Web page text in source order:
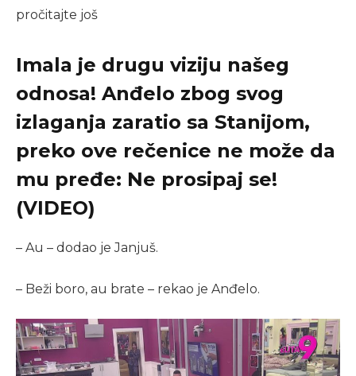
pročitajte još
Imala je drugu viziju našeg
odnosa! Anđelo zbog svog
izlaganja zaratio sa Stanijom,
preko ove rečenice ne može da
mu pređe: Ne prosipaj se!
(VIDEO)
– Au – dodao je Janjuš.
– Beži boro, au brate – rekao je Anđelo.